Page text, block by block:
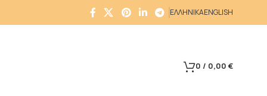
ΕΛΛΗΝΙΚΑENGLISH
0 / 0,00 €